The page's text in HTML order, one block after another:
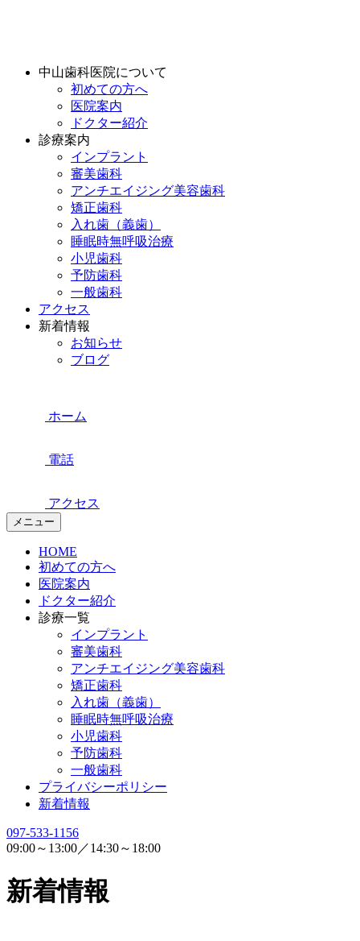
中山歯科医院について
初めての方へ
医院案内
ドクター紹介
診療案内
インプラント
審美歯科
アンチエイジング美容歯科
矯正歯科
入れ歯（義歯）
睡眠時無呼吸治療
小児歯科
予防歯科
一般歯科
アクセス
新着情報
お知らせ
ブログ
ホーム
電話
アクセス
メニュー
HOME
初めての方へ
医院案内
ドクター紹介
診療一覧
インプラント
審美歯科
アンチエイジング美容歯科
矯正歯科
入れ歯（義歯）
睡眠時無呼吸治療
小児歯科
予防歯科
一般歯科
プライバシーポリシー
新着情報
097-533-1156
09:00～13:00／14:30～18:00
新着情報